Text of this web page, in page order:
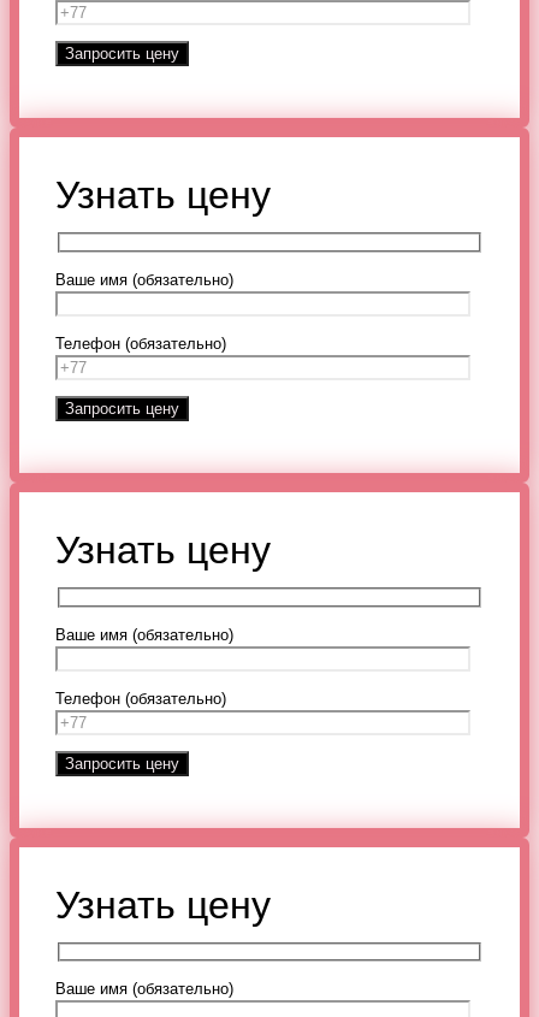
Узнать цену
Ваше имя (обязательно)
Телефон (обязательно)
Узнать цену
Ваше имя (обязательно)
Телефон (обязательно)
Узнать цену
Ваше имя (обязательно)